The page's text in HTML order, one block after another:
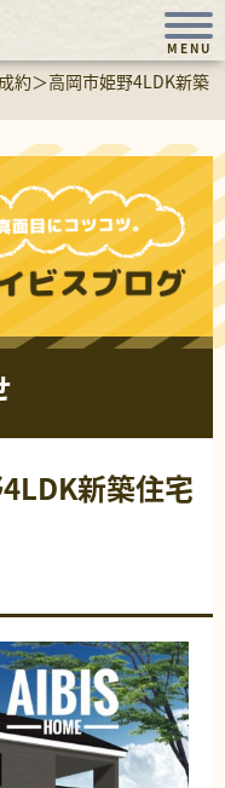
MENU
約＞高岡市姫野4LDK新築
新築住宅